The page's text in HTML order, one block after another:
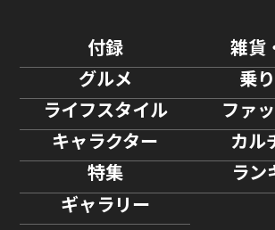
付録
雑貨
グルメ
乗
ライフスタイル
ファ
キャラクター
カル
特集
ラン
ギャラリー